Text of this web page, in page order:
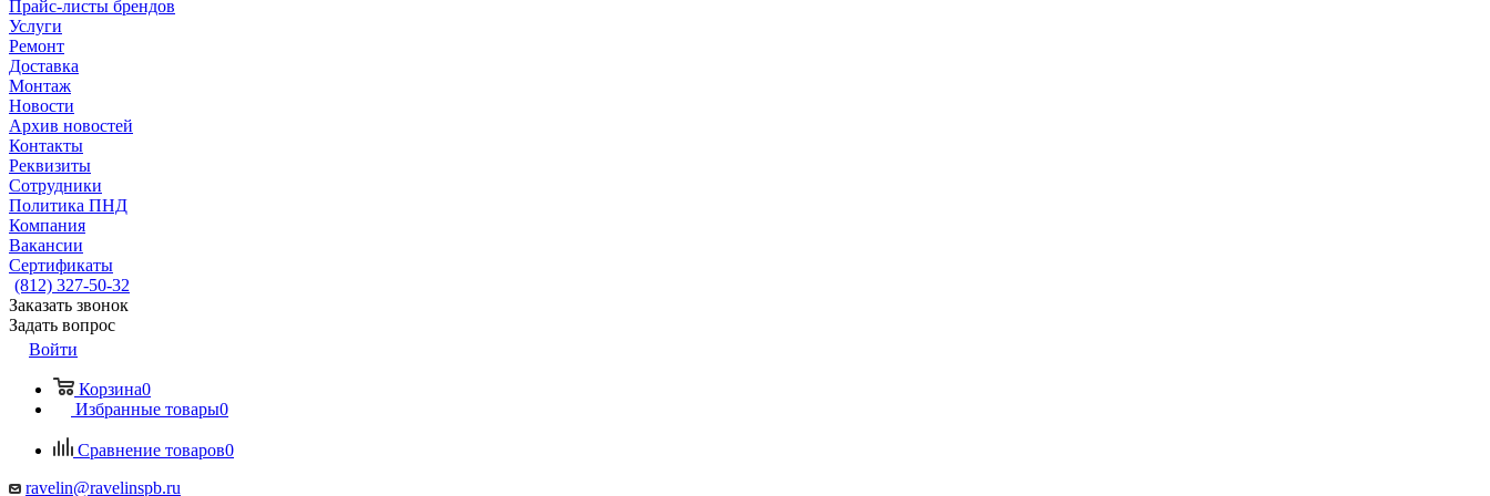
Прайс-листы брендов
Услуги
Ремонт
Доставка
Монтаж
Новости
Архив новостей
Контакты
Реквизиты
Сотрудники
Политика ПНД
Компания
Вакансии
Сертификаты
(812) 327-50-32
Заказать звонок
Задать вопрос
Войти
Корзина0
Избранные товары0
Сравнение товаров0
ravelin@ravelinspb.ru